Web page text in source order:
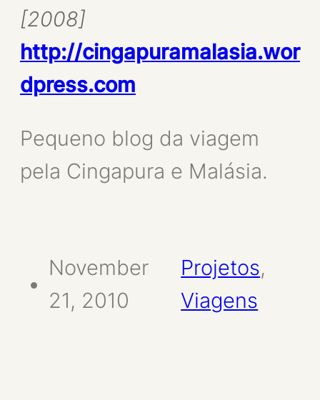
[2008]
http://cingapuramalasia.wor
dpress.com
Pequeno blog da viagem
pela Cingapura e Malásia.
November
21, 2010
Projetos
Viagens